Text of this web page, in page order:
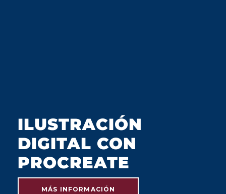
ILUSTRACIÓN
DIGITAL CON
PROCREATE
MÁS INFORMACIÓN